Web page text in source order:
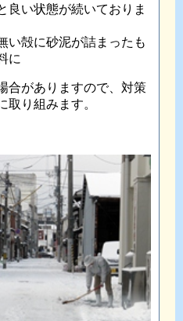
良い状態が続いておりま
い殻に砂泥が詰まったも
に
合がありますので、対策
取り組みます。